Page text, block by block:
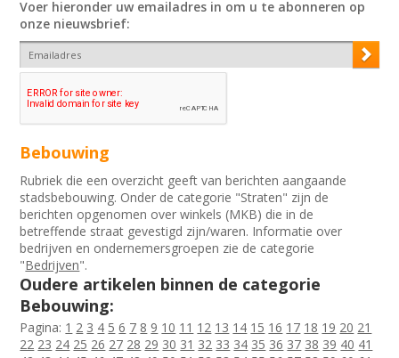
Voer hieronder uw emailadres in om u te abonneren op
onze nieuwsbrief:
Bebouwing
Rubriek die een overzicht geeft van berichten aangaande
stadsbebouwing. Onder de categorie "Straten" zijn de
berichten opgenomen over winkels (MKB) die in de
betreffende straat gevestigd zijn/waren. Informatie over
bedrijven en ondernemersgroepen zie de categorie
"Bedrijven".
Oudere artikelen binnen de categorie
Bebouwing:
Pagina: 1 2 3 4 5 6 7 8 9 10 11 12 13 14 15 16 17 18 19 20 21
22 23 24 25 26 27 28 29 30 31 32 33 34 35 36 37 38 39 40 41